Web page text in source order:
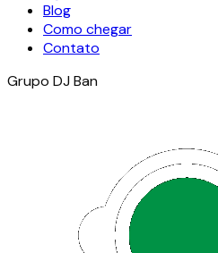
Blog
Como chegar
Contato
Grupo DJ Ban